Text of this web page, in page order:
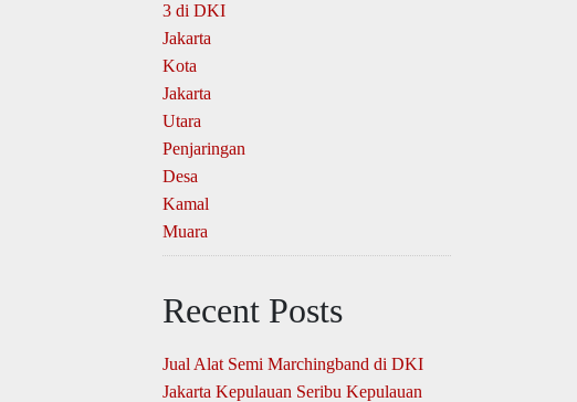
Recent Posts
Jual Alat Semi Marchingband di DKI
Jakarta Kepulauan Seribu Kepulauan